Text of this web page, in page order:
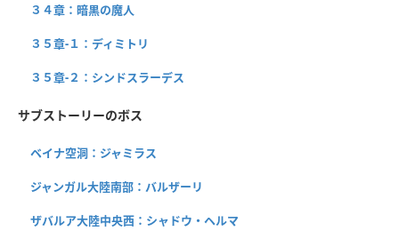
３４章：暗黒の魔人
３５章-１：ディミトリ
３５章-２：シンドスラーデス
サブストーリーのボス
ベイナ空洞：ジャミラス
ジャンガル大陸南部：バルザーリ
ザバルア大陸中央西：シャドウ・ヘルマ